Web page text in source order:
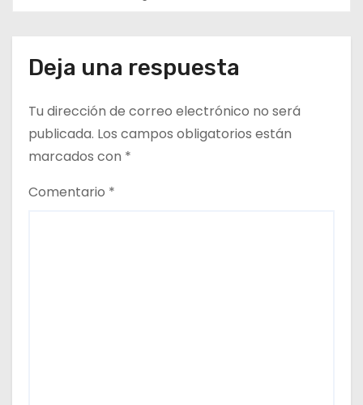
r
a
d
Deja una respuesta
Tu dirección de correo electrónico no será
publicada. Los campos obligatorios están
marcados con *
Comentario *